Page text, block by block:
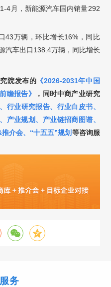
4月，新能源汽车国内销量292
43万辆，环比增长16%，同比
汽车出口138.4万辆，同比增长
院发布的 《2026-2031年中国
瞻报告》 ， 同时中商产业研究
、 行业研究报告、 行业白皮书、
、 产业规划 、 产业链招商图谱、
推介会、 “十五五”规划 等咨询服
务